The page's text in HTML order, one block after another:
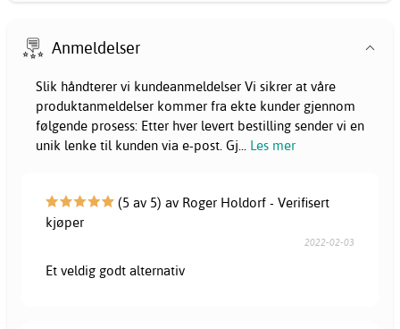
Anmeldelser
Slik håndterer vi kundeanmeldelser Vi sikrer at våre
produktanmeldelser kommer fra ekte kunder gjennom
følgende prosess: Etter hver levert bestilling sender vi en
unik lenke til kunden via e-post. Gj... Les mer
(5 av 5) av Roger Holdorf - Verifisert
kjøper
2022-02-03
Et veldig godt alternativ